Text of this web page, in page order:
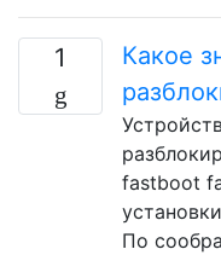
1
Какое
fastboot
По